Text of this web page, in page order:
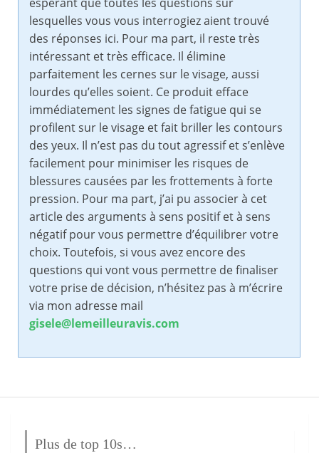
lesquelles vous vous interrogiez aient trouvé
des réponses ici. Pour ma part, il reste très
intéressant et très efficace. Il élimine
parfaitement les cernes sur le visage, aussi
lourdes qu’elles soient. Ce produit efface
immédiatement les signes de fatigue qui se
profilent sur le visage et fait briller les contours
des yeux. Il n’est pas du tout agressif et s’enlève
facilement pour minimiser les risques de
blessures causées par les frottements à forte
pression. Pour ma part, j’ai pu associer à cet
article des arguments à sens positif et à sens
négatif pour vous permettre d’équilibrer votre
choix. Toutefois, si vous avez encore des
questions qui vont vous permettre de finaliser
votre prise de décision, n’hésitez pas à m’écrire
via mon adresse mail
gisele@lemeilleuravis.com
Plus de top 10s…